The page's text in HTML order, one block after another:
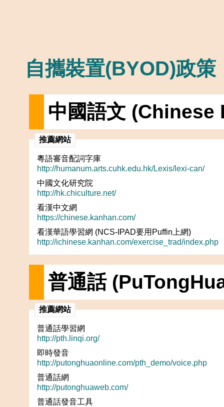
自攜裝置(BYOD)政策
中國語文 (Chinese
推薦網站
粵語審音配詞字庫
http://humanum.arts.cuhk.edu.hk/Lexis/lexi-can/
中國文化研究院
http://hk.chiculture.net/
看漢中文網
https://chinese.kanhan.com/
看漢華語學習網 (NCS-IPAD要用Puffin上網)
http://ichinese.kanhan.com/exercise_trad/index.php
普通話
推薦網站
普通話學習網
http://pth.linqi.org/
即時發音
http://putonghuaonline.com/pth_demo/voice.php
普通話網
http://putonghuaweb.com/
普通話發音工具